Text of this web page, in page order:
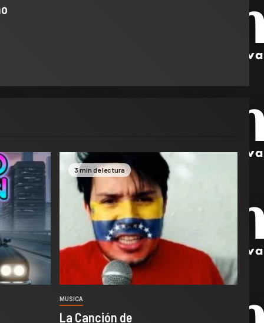
3 min de lectura
MUSICA
La Canción de